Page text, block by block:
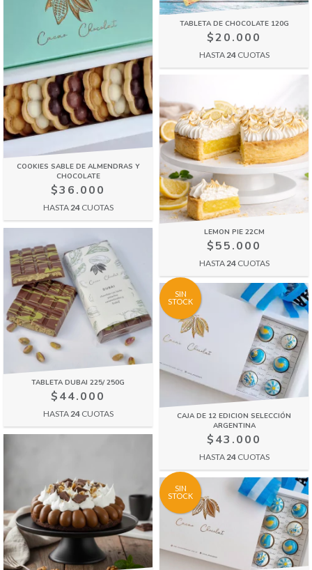
COOKIES SABLE DE ALMENDRAS Y
CHOCOLATE
$36.000
HASTA24CUOTAS
TABLETA DUBAI 225/ 250G
$44.000
HASTA24CUOTAS
TABLETA DE CHOCOLATE 120G
$20.000
HASTA 24CUOTAS
LEMON PIE 22CM
$55.000
HASTA 24CUOTAS
SIN
STOCK
CAJA DE 12 EDICION SELECCIÓN
ARGENTINA
$43.000
HASTA24CUOTAS
SIN
STOCK